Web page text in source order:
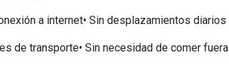
a internet• Sin desplazamientos diarios
de transporte• Sin necesidad de comer fuera